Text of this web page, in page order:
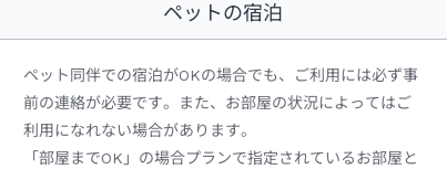
ペットの宿泊
ペット同伴での宿泊がOKの場合でも、ご利用には必ず事
前の連絡が必要です。また、お部屋の状況によってはご
利用になれない場合があります。
「部屋までOK」の場合プランで指定されているお部屋と